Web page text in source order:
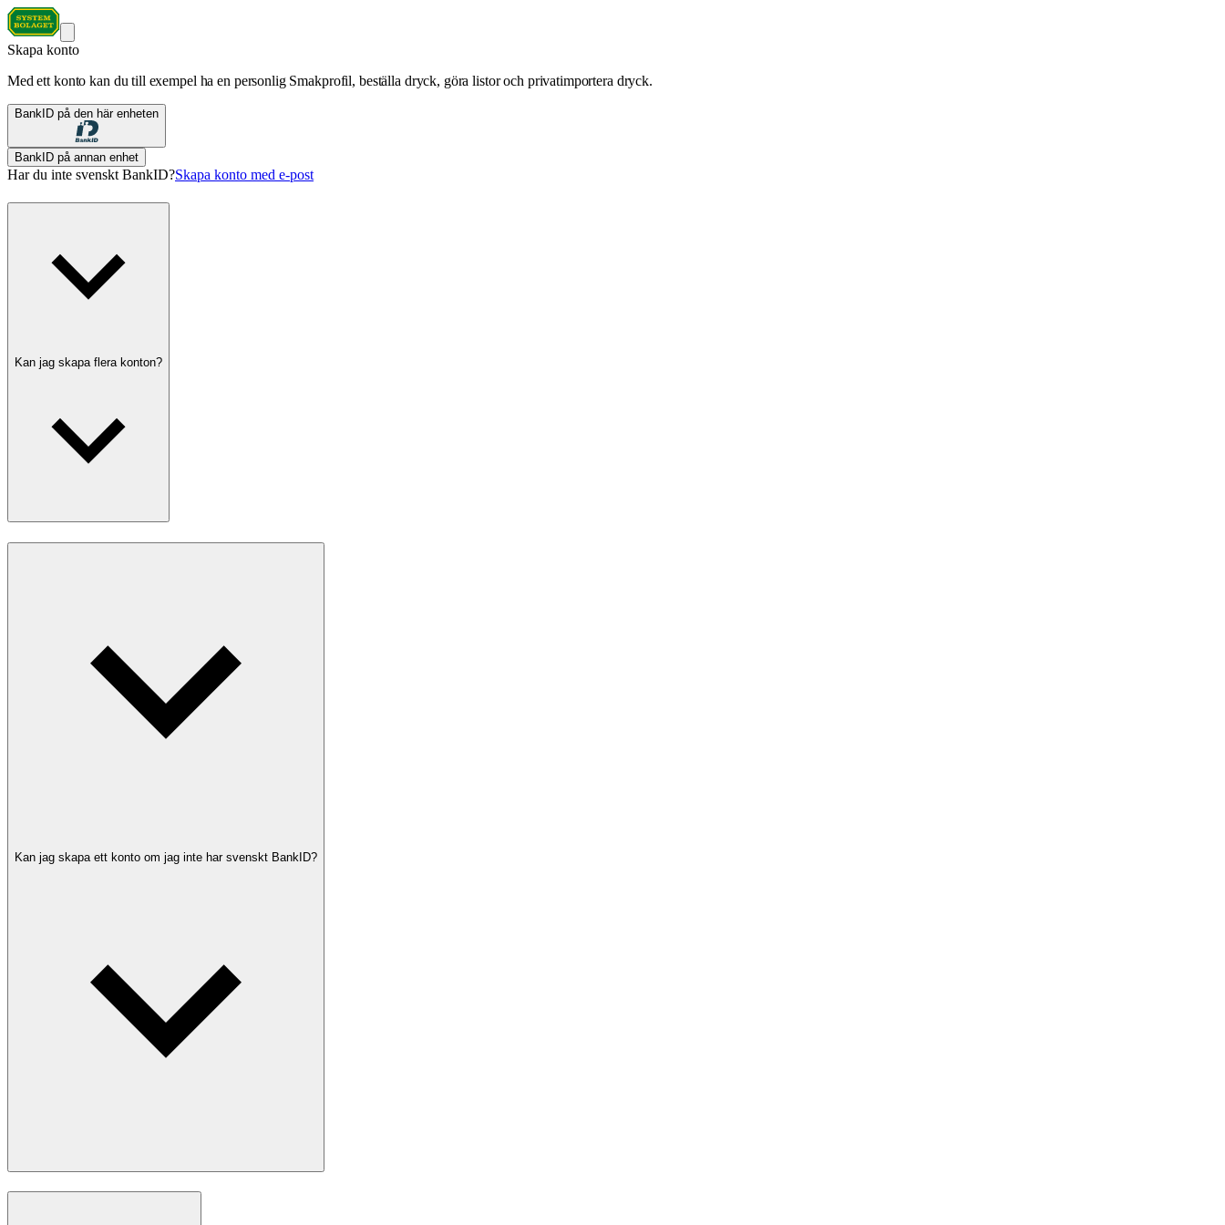
Skapa konto
Med ett konto kan du till exempel ha en personlig Smakprofil, beställa dryck, göra listor och privatimportera dryck.
BankID på den här enheten
BankID på annan enhet
Har du inte svenskt BankID?Skapa konto med e-post
Kan jag skapa flera konton?
Kan jag skapa ett konto om jag inte har svenskt BankID?